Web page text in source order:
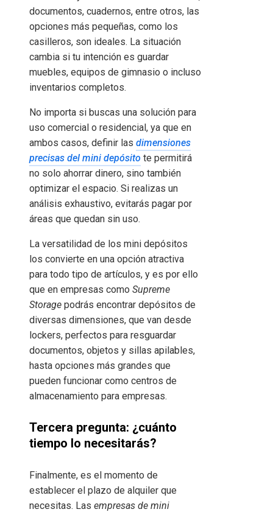
documentos, cuadernos, entre otros, las
opciones más pequeñas, como los
casilleros, son ideales. La situación
cambia si tu intención es guardar
muebles, equipos de gimnasio o incluso
inventarios completos.
No importa si buscas una solución para
uso comercial o residencial, ya que en
ambos casos, definir las dimensiones
precisas del mini depósito te permitirá
no solo ahorrar dinero, sino también
optimizar el espacio. Si realizas un
análisis exhaustivo, evitarás pagar por
áreas que quedan sin uso.
La versatilidad de los mini depósitos
los convierte en una opción atractiva
para todo tipo de artículos, y es por ello
que en empresas como Supreme
Storage podrás encontrar depósitos de
diversas dimensiones, que van desde
lockers, perfectos para resguardar
documentos, objetos y sillas apilables,
hasta opciones más grandes que
pueden funcionar como centros de
almacenamiento para empresas.
Tercera pregunta: ¿cuánto
tiempo lo necesitarás?
Finalmente, es el momento de
establecer el plazo de alquiler que
necesitas. Las empresas de mini